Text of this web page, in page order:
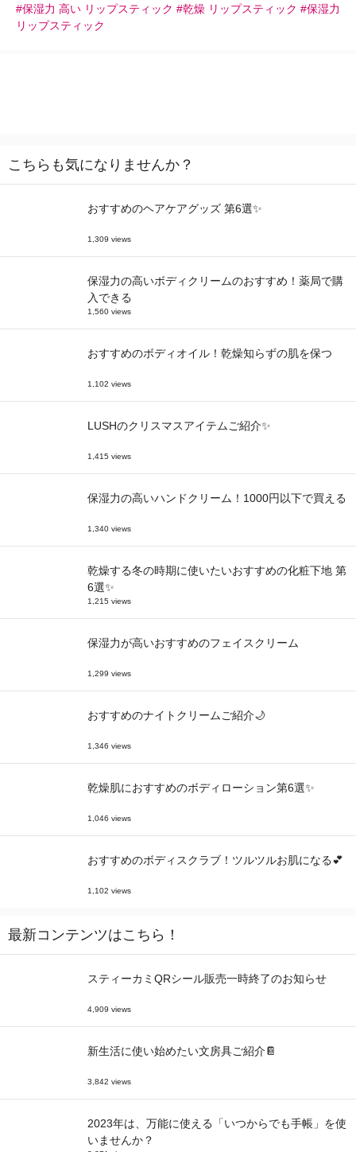
#保湿力 高い リップスティック #乾燥 リップスティック #保湿力
リップスティック
こちらも気になりませんか？
おすすめのヘアケアグッズ 第6選✨
1,309 views
保湿力の高いボディクリームのおすすめ！薬局で購
入できる
1,560 views
おすすめのボディオイル！乾燥知らずの肌を保つ
1,102 views
LUSHのクリスマスアイテムご紹介✨
1,415 views
保湿力の高いハンドクリーム！1000円以下で買える
1,340 views
乾燥する冬の時期に使いたいおすすめの化粧下地 第
6選✨
1,215 views
保湿力が高いおすすめのフェイスクリーム
1,299 views
おすすめのナイトクリームご紹介🌙
1,346 views
乾燥肌におすすめのボディローション第6選✨
1,046 views
おすすめのボディスクラブ！ツルツルお肌になる💕
1,102 views
最新コンテンツはこちら！
スティーカミQRシール販売一時終了のお知らせ
4,909 views
新生活に使い始めたい文房具ご紹介📔
3,842 views
2023年は、万能に使える「いつからでも手帳」を使
いませんか？